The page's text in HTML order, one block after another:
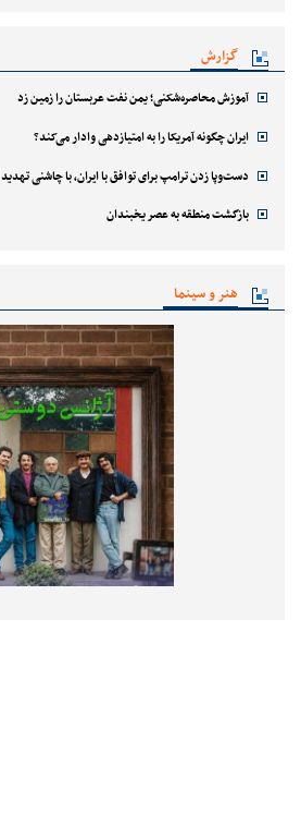
گزارش
آموزش محاصره‌شکنی؛ یمن نفت عربستان را زمین زد
ایران چگونه آمریکا را به امتیازدهی وادار می‌کند؟
دست‌وپا زدن ترامپ برای توافق با ایران، با چاشنی تهدید
بازگشت منطقه به عصر یخبندان
هنر و سینما